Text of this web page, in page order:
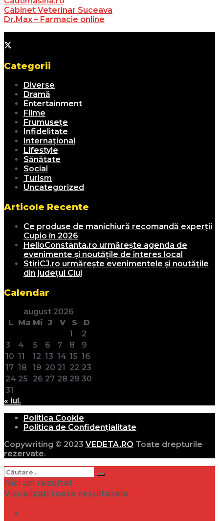
Cabinet Veterinar Suceava
Dr.Max – Farmacie online
Categorii
Diverse
Dramă
Entertainment
Filme
Frumusețe
Infidelitate
Internațional
Lifestyle
Sănătate
Social
Turism
Uncategorized
Articole Recente
Ce produse de manichiură recomandă experții
Cupio în 2026
HelloConstanta.ro urmărește agenda de
evenimente și noutățile de interes local
StiriCJ.ro urmărește evenimentele și noutățile
din județul Cluj
Calendar
august 2026
L Ma Mi J V S
D
1
2
3
4 5 6 7 8
9
10 11 12 13 14 15 16
17 18 19 20 21 22 23
24 25 26 27 28 29 30
31
« iul.
Politica Cookie
Politica de Confidențialitate
Copywriting © 2023 VEDETA.RO Toate drepturile
rezervate.
Nici un rezultat
Vizualizați toate rezultatele